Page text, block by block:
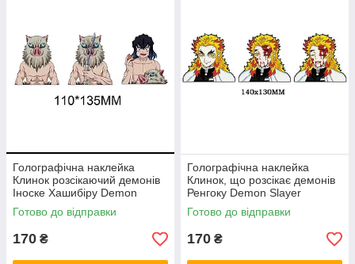
Голографічна наклейка
Клинок розсікаючий демонів
Іноске Хашибіру Demon
Slayer Inosuke Hashibira
110x135 мм
Готово до відправки
170 ₴
Голографічна наклейка
Клинок, що розсікає демонів
Ренгоку Demon Slayer
Rengoku
Готово до відправки
170 ₴